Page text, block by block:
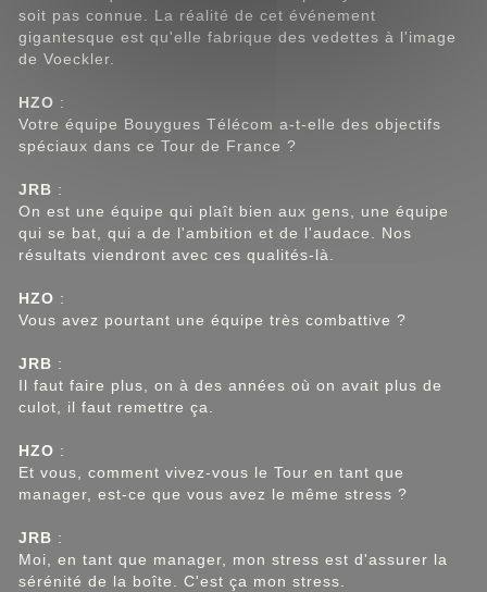
soit pas connue. La réalité de cet événement
gigantesque est qu'elle fabrique des vedettes à l'image
de Voeckler.
HZO :
Votre équipe Bouygues Télécom a-t-elle des objectifs
spéciaux dans ce Tour de France ?
JRB :
On est une équipe qui plaît bien aux gens, une équipe
qui se bat, qui a de l'ambition et de l'audace. Nos
résultats viendront avec ces qualités-là.
HZO :
Vous avez pourtant une équipe très combattive ?
JRB :
Il faut faire plus, on à des années où on avait plus de
culot, il faut remettre ça.
HZO :
Et vous, comment vivez-vous le Tour en tant que
manager, est-ce que vous avez le même stress ?
JRB :
Moi, en tant que manager, mon stress est d'assurer la
sérénité de la boîte. C'est ça mon stress.